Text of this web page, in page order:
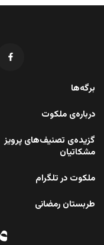
برگه‌ها
درباره‌ی ملکوت
گزیده‌ی تصنیف‌های پرویز
مشکاتیان
ملکوت در تلگرام
طربستان رمضانی